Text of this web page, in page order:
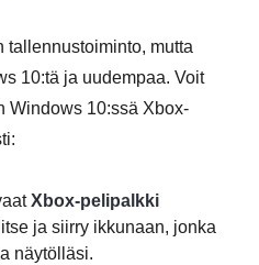
mutta
10:tä ja uudempaa. Voit
Windows 10:ssä Xbox-
Xbox-pelipalkki
ja siirry ikkunaan, jonka
näytölläsi.